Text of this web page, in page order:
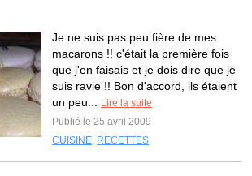
Je ne suis pas peu fière de mes
macarons !! c'était la première fois
que j'en faisais et je dois dire que je
suis ravie !! Bon d'accord, ils étaient
un peu...
Lire la suite
Publié le 25 avril 2009
CUISINE, RECETTES